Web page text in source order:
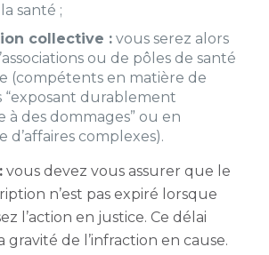
santé ;
collective :vous serez alors
ou de pôles de santé
(compétents en matière de
“exposant durablement
à des dommages” ou en
d’affaires complexes).
:vous devez vous assurer que le
n’est pas expiré lorsque
l’action en justice. Ce délai
gravité de l’infraction en cause.